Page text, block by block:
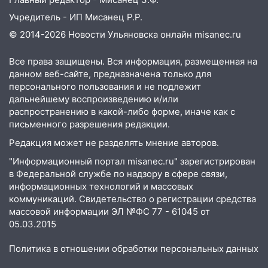
17:16 В реанимацию Ульяновской
областной больницы поступили шесть
16:51 В Чердаклинском районе
ремонтируют дороги, ставят остановки
и проводят новое освещение
16:35 В Ульяновске установили ещё
девять бункеров для крупногабаритного
мусора
16:26 В Ульяновске бесплатно покажут
матч «Волги» под открытым небом
16:12 В Ульяновском госуниверситете
разработают отечественный прибор для
цифровой ПЦР
15:47
Ульяновцы могут вернуть деньги
Учредитель - ИП Мисанец Р.Р.
© 2014-2026 Новости Ульяновска онлайн misanec.ru
Все права защищены. Вся информация, размещенная на
данном веб-сайте, предназначена только для
персонального пользования и не подлежит
дальнейшему воспроизведению и/или
распространению в какой-либо форме, иначе как с
письменного разрешения редакции.
Редакция может не разделять мнение авторов.
"Информационный портал misanec.ru" зарегистрирован
в Федеральной службе по надзору в сфере связи,
информационных технологий и массовых
коммуникаций. Свидетельство о регистрации средства
массовой информации ЭЛ №ФС 77 - 61045 от
05.03.2015
Политика в отношении обработки персональных данных